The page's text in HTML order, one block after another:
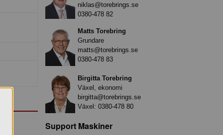
niklas@torebrings.se
0380-478 82
Matts Torebring
Grundare
matts@torebrings.se
0380-478 83
Birgitta Torebring
Växel, ekonomi
birgitta@torebrings.se
Växel: 0380-478 80
Support Maskiner